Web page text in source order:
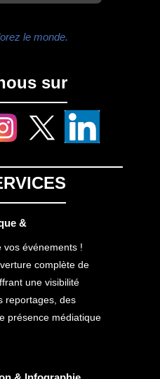
le monde.
sur
&
vos événements !
complète de
une visibilité
reportages, des
présence médiatique